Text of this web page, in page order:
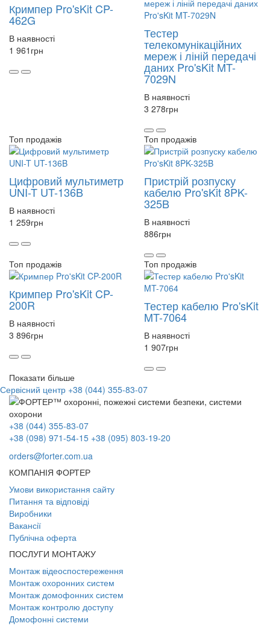
Кримпер Pro'sKit CP-
462G
В наявності
1 961 грн
Тестер
телекомунікаційних
мереж і ліній передачі
даних Pro'sKit MT-
7029N
В наявності
3 278грн
Топ продажів
Цифровий мультиметр
UNI-T UT-136B
В наявності
1 259грн
Топ продажів
Пристрій розпуску
кабелю Pro'sKit 8PK-
325B
В наявності
886грн
Топ продажів
Кримпер Pro'sKit CP-
200R
В наявності
3 896грн
Топ продажів
Тестер кабелю Pro'sKit
MT-7064
В наявності
1 907грн
Показати більше
Сервісний центр +38 (044) 355-83-07
+38 (044) 355-83-07
+38 (098) 971-54-15 +38 (095) 803-19-20
orders@forter.com.ua
КОМПАНІЯ ФОРТЕР
Умови використання сайту
Питання та відповіді
Виробники
Вакансії
Публічна оферта
ПОСЛУГИ МОНТАЖУ
Монтаж відеоспостереження
Монтаж охоронних систем
Монтаж домофонних систем
Монтаж контролю доступу
Домофонні системи